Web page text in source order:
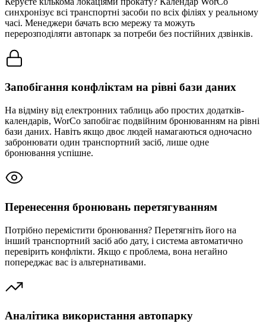
синхронізує всі транспортні засоби по всіх філіях у реальному
часі. Менеджери бачать всю мережу та можуть
перерозподіляти автопарк за потреби без постійних дзвінків.
Запобігання конфліктам на рівні бази даних
На відміну від електронних таблиць або простих додатків-
календарів, WorCo запобігає подвійним бронюванням на рівні
бази даних. Навіть якщо двоє людей намагаються одночасно
забронювати один транспортний засіб, лише одне
бронювання успішне.
Перенесення бронювань перетягуванням
Потрібно перемістити бронювання? Перетягніть його на
інший транспортний засіб або дату, і система автоматично
перевірить конфлікти. Якщо є проблема, вона негайно
попереджає вас із альтернативами.
Аналітика використання автопарку